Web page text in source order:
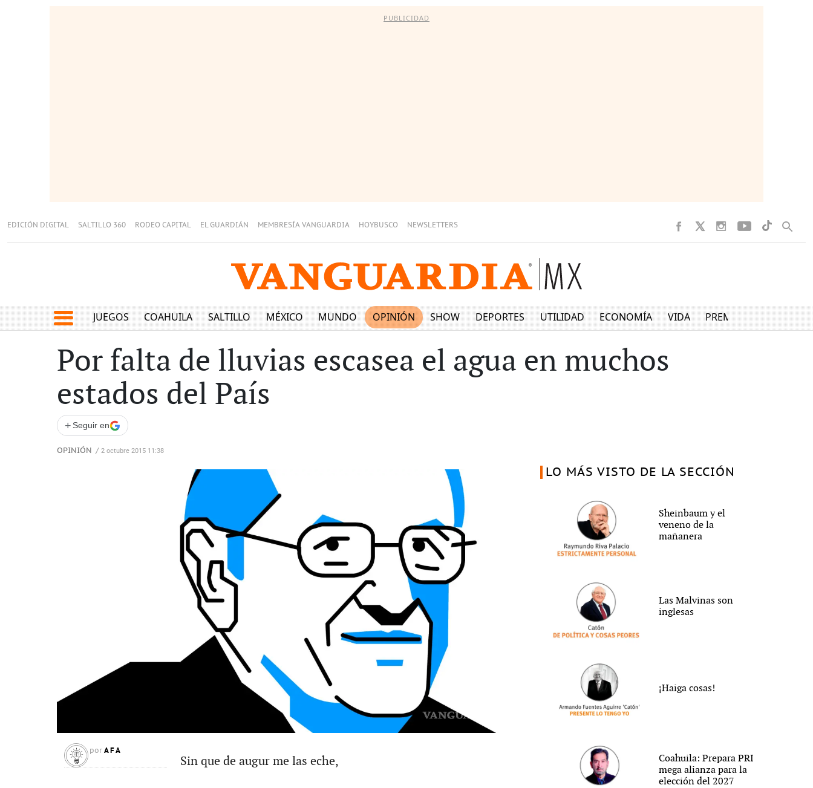
PUBLICIDAD
EDICIÓN DIGITAL SALTILLO 360 RODEO CAPITAL EL GUARDIÁN MEMBRESÍA VANGUARDIA HOYBUSCO NEWSLETTERS
JUEGOS COAHUILA SALTILLO MÉXICO MUNDO OPINIÓN SHOW DEPORTES UTILIDAD ECONOMÍA VIDA PREMIUM
Por falta de lluvias escasea el agua en muchos
estados del País
+ Seguir en
OPINIÓN / 2 octubre 2015 11:38
por AFA
Sin que de augur me las eche,
LO MÁS VISTO DE LA SECCIÓN
Sheinbaum y el
veneno de la
mañanera
Las Malvinas son
inglesas
¡Haiga cosas!
Coahuila: Prepara PRI
mega alianza para la
elección del 2027